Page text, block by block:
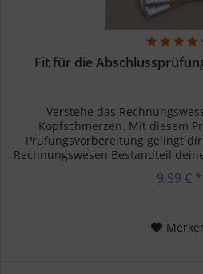
Fit für die
Verstehe das
Kopfschmerzen. Mit diesem
Prüfungsvorbereitung gelingt
Rechnungswesen Bestandteil
kaufmännischen
9,99 € *